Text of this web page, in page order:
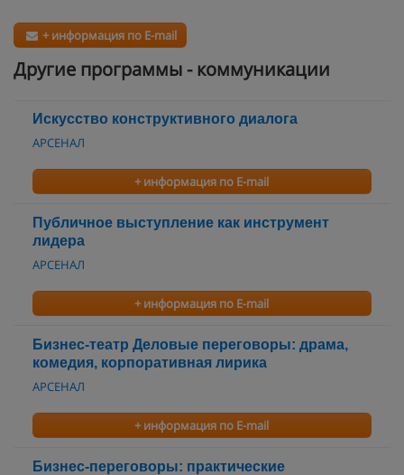
+ информация по E-mail
Другие программы - коммуникации
Искусство конструктивного диалога
АРСЕНАЛ
+ информация по E-mail
Публичное выступление как инструмент
лидера
АРСЕНАЛ
+ информация по E-mail
Бизнес-театр Деловые переговоры: драма,
комедия, корпоративная лирика
АРСЕНАЛ
+ информация по E-mail
Бизнес-переговоры: практические